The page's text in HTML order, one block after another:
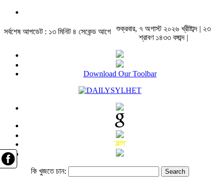
সর্বশেষ আপডেট : ১৩ মিনিট ৪ সেকেন্ড আগে
শুক্রবার, ৭ অগাস্ট ২০২৬ খ্রীষ্টাব্দ | ২৩
শ্রাবণ ১৪৩৩ বঙ্গাব্দ |
Download Our Toolbar
কি খুজতে চান: